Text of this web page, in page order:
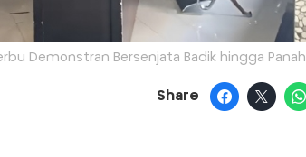
Demonstran Bersenjata Badik hingga Panah
Share